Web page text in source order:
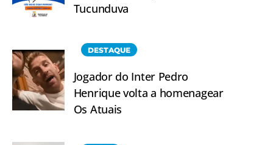
Tucunduva
DESTAQUE
Jogador do Inter Pedro
Henrique volta a homenagear
Os Atuais